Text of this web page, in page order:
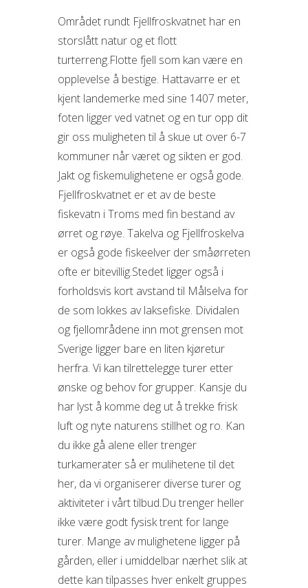
Området rundt Fjellfroskvatnet har en
storslått natur og et flott
turterreng.Flotte fjell som kan være en
opplevelse å bestige. Hattavarre er et
kjent landemerke med sine 1407 meter,
foten ligger ved vatnet og en tur opp dit
gir oss muligheten til å skue ut over 6-7
kommuner når været og sikten er god.
Jakt og fiskemulighetene er også gode.
Fjellfroskvatnet er et av de beste
fiskevatn i Troms med fin bestand av
ørret og røye. Takelva og Fjellfroskelva
er også gode fiskeelver der småørreten
ofte er bitevillig.Stedet ligger også i
forholdsvis kort avstand til Målselva for
de som lokkes av laksefiske. Dividalen
og fjellområdene inn mot grensen mot
Sverige ligger bare en liten kjøretur
herfra. Vi kan tilrettelegge turer etter
ønske og behov for grupper. Kansje du
har lyst å komme deg ut å trekke frisk
luft og nyte naturens stillhet og ro. Kan
du ikke gå alene eller trenger
turkamerater så er mulihetene til det
her, da vi organiserer diverse turer og
aktiviteter i vårt tilbud.Du trenger heller
ikke være godt fysisk trent for lange
turer. Mange av mulighetene ligger på
gården, eller i umiddelbar nærhet slik at
dette kan tilpasses hver enkelt gruppes